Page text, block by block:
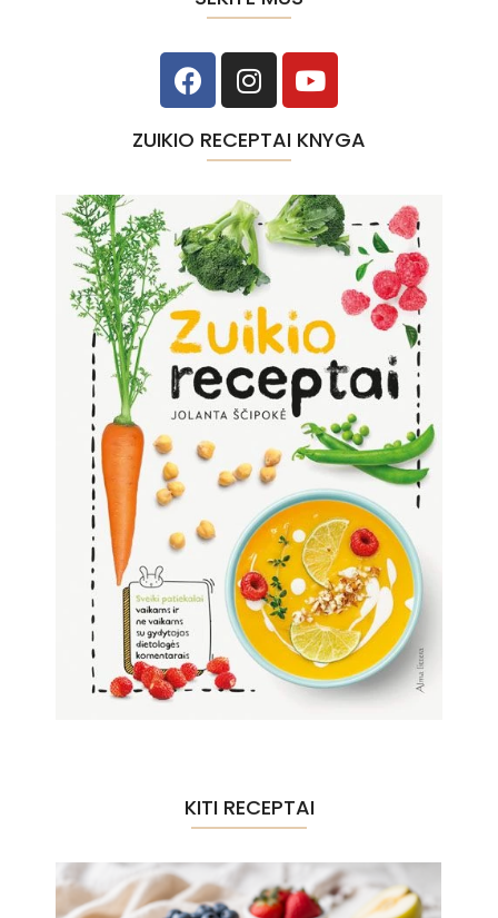
ZUIKIO RECEPTAI KNYGA
KITI RECEPTAI